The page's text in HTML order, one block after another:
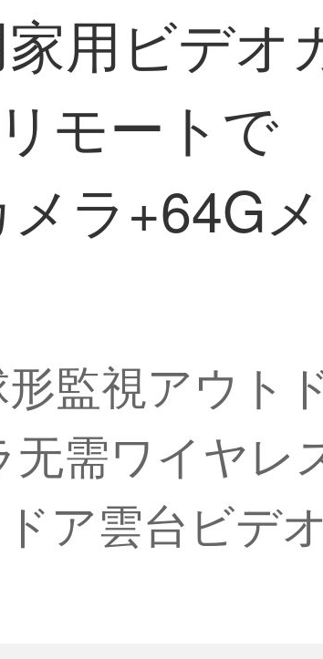
用ビデオ
モートで
ラ+64G
監視アウト
需ワイヤレ
ア雲台ビデ